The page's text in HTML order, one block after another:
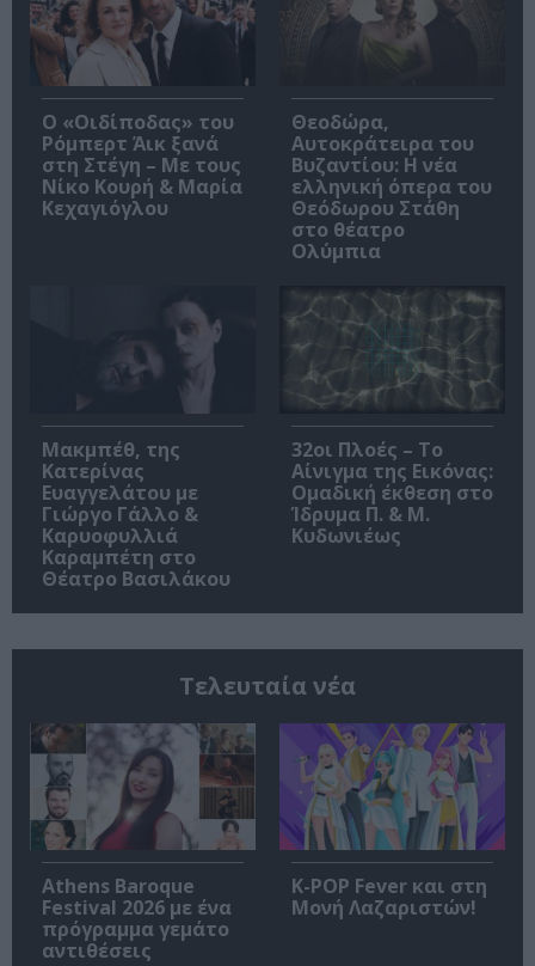
O «Οιδίποδας» του
Ρόμπερτ Άικ ξανά
στη Στέγη – Με τους
Νίκο Κουρή & Μαρία
Κεχαγιόγλου
Θεοδώρα,
Αυτοκράτειρα του
Βυζαντίου: Η νέα
ελληνική όπερα του
Θεόδωρου Στάθη
στο θέατρο
Ολύμπια
Μακμπέθ, της
Κατερίνας
Ευαγγελάτου με
Γιώργο Γάλλο &
Καρυοφυλλιά
Καραμπέτη στο
Θέατρο Βασιλάκου
32οι Πλοές – Το
Αίνιγμα της Εικόνας:
Ομαδική έκθεση στο
Ίδρυμα Π. & Μ.
Κυδωνιέως
Τελευταία νέα
Athens Baroque
Festival 2026 με ένα
πρόγραμμα γεμάτο
αντιθέσεις
K-POP Fever και στη
Μονή Λαζαριστών!